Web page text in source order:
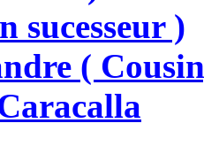
sucesseur )
(